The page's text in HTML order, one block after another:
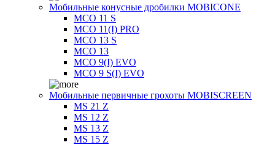
Мобильные конусные дробилки MOBICONE
MCO 11 S
MCO 11(I) PRO
MCO 13 S
MCO 13
MCO 9(I) EVO
MCO 9 S(I) EVO
Мобильные первичные грохоты MOBISCREEN
MS 21 Z
MS 12 Z
MS 13 Z
MS 15 Z